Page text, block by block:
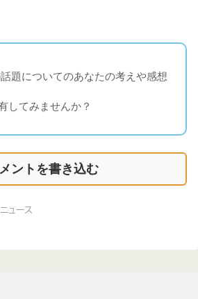
題についてのあなたの考えや感想
してみませんか？
ントを書き込む
ュース